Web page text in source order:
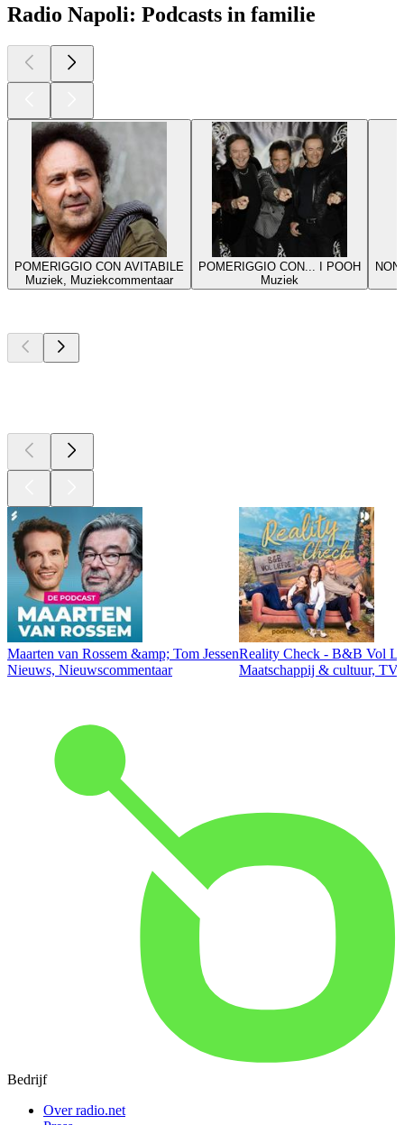
Radio Napoli: Podcasts in familie
POMERIGGIO CON AVITABILE
Muziek, Muziekcommentaar
POMERIGGIO CON... I POOH
Muziek
Maarten van Rossem &amp; Tom Jessen
Nieuws, Nieuwscommentaar
Reality Check - B&B Vol
Maatschappij & cultuur,
Bedrijf
Over radio.net